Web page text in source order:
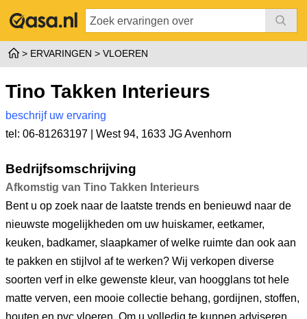
ERVARINGEN VLOEREN
Tino Takken Interieurs
beschrijf uw ervaring
tel: 06-81263197 | West 94, 1633 JG Avenhorn
Bedrijfsomschrijving
Afkomstig van Tino Takken Interieurs
Bent u op zoek naar de laatste trends en benieuwd naar de
nieuwste mogelijkheden om uw huiskamer, eetkamer,
keuken, badkamer, slaapkamer of welke ruimte dan ook aan
te pakken en stijlvol af te werken? Wij verkopen diverse
soorten verf in elke gewenste kleur, van hoogglans tot hele
matte verven, een mooie collectie behang, gordijnen, stoffen,
houten en pvc vloeren. Om u volledig te kunnen adviseren